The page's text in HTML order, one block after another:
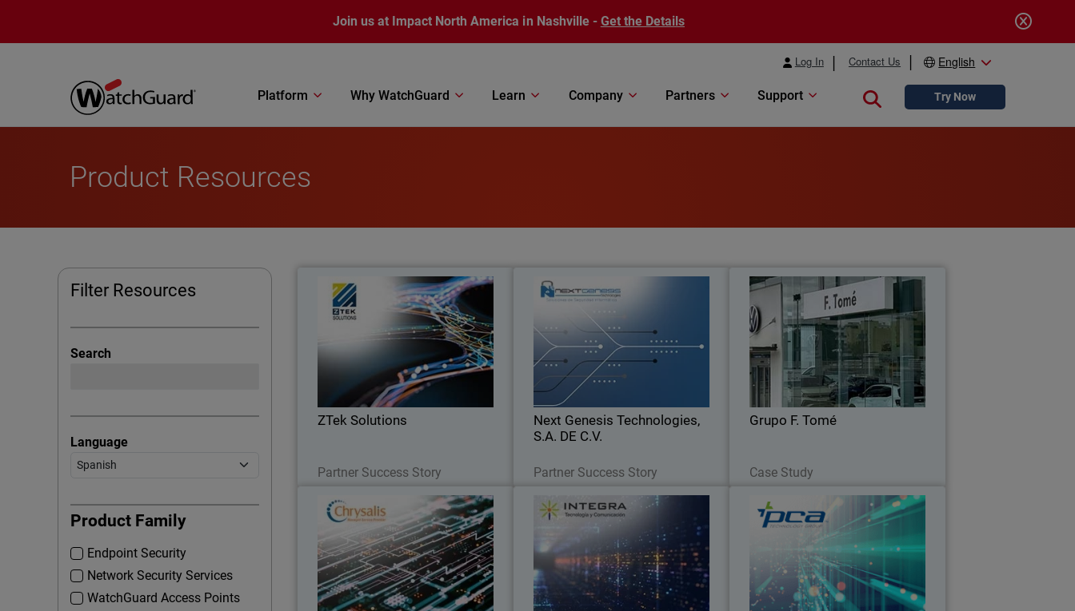
Join us at Impact North America in Nashville - Get the Details
Log In Contact Us English
Platform Why WatchGuard Learn Company Partners Support Close searchTry Now
Product Resources
Filter Resources
Search
Language
Product Family
Endpoint Security
Network Security Services
WatchGuard Access Points
ZTek Solutions
Partner Success Story
ZTek Solutions
ZTek Solutions buscó a WatchGuard
para resolver un problema de
configuración que un competidor
conocido no pudo solucionar
Next Genesis Technologies,
S.A. DE C.V.
Partner Success Story
Next Genesis Technologies, S.A.
WatchGuard simplificando la Seguridad
Perimetral para eficientar el servicio de
Next Genesis durante más de dos
Grupo F. Tomé
Case Study
Grupo F. Tomé
Grupo F. Tomé confía en las soluciones
de seguridad de red y endpoint de
WatchGuard para unificar y gestionar
su red de concesionarios.
Chrysalis MSP
Chrysalis MSP eligió a WatchGuard
para impulsar el crecimiento de su
negocio.
Integra TyC
Con el portfolio de WatchGuard, Integra
Canarias satisface las necesidades del
mercado aportando respuestas
sencillas a necesidades complejas.
PCA Technology Group
MSP con sede en Estados Unidos crece
gracias a una relación de 15 años con
WatchGuard utilizando el enfoque de
Unified Security Platform y